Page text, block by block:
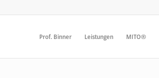
Prof. Binner Leistungen MITO®